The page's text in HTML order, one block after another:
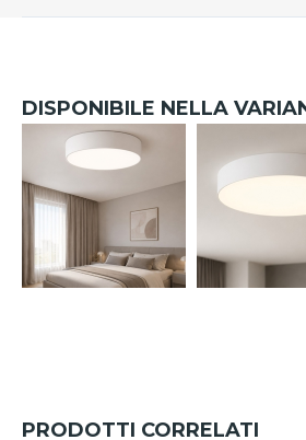
DISPONIBILE NELLA
PRODOTTI CORRELATI